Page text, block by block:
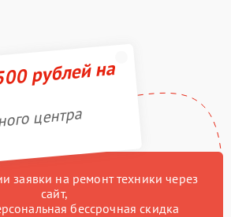
рублей на
центра
заявки на ремонт техники через
сайт,
бессрочная скидка